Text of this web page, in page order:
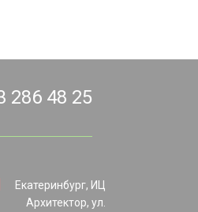
286 48 25
Екатеринбург, ИЦ
Архитектор, ул.